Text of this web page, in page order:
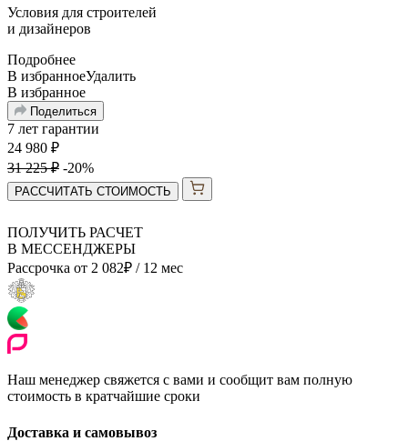
Условия для строителей
и дизайнеров
Подробнее
В избранноеУдалить
В избранное
Поделиться
7 лет гарантии
24 980 ₽
31 225₽ -20%
РАССЧИТАТЬ СТОИМОСТЬ
ПОЛУЧИТЬ РАСЧЕТ
В МЕССЕНДЖЕРЫ
Рассрочка от 2 082₽ / 12 мес
Наш менеджер свяжется с вами и сообщит вам полную
стоимость в кратчайшие сроки
Доставка и самовывоз